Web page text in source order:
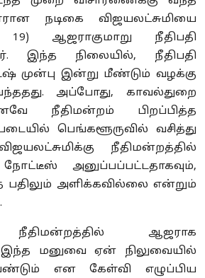
நடிகை விஜயலட்சுமியை
ஆஜராகுமாறு நீதிபதி
இந்த நிலையில், நீதிபதி
முன்பு இன்று மீண்டும் வழக்கு
அப்போது, காவல்துறை
நீதிமன்றம் பிறப்பித்த
பெங்களூருவில் வசித்து
நீதிமன்றத்தில்
அனுப்பப்பட்டதாகவும்,
அளிக்கவில்லை என்றும்
நீதிமன்றத்தில் ஆஜராக
இந்த மனுவை ஏன் நிலுவையில்
என கேள்வி எழுப்பிய